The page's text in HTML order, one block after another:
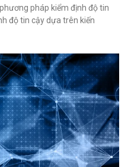
pháp kiểm định độ tin
độ tin cậy dựa trên kiến